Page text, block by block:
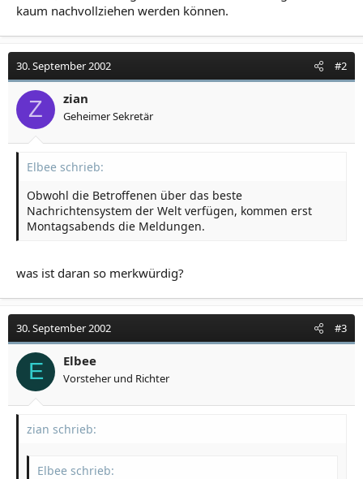
kaum nachvollziehen werden können.
30. September 2002 #2
Z zian
Geheimer Sekretär
Elbee schrieb:
Obwohl die Betroffenen über das beste
Nachrichtensystem der Welt verfügen, kommen erst
Montagsabends die Meldungen.
was ist daran so merkwürdig?
30. September 2002 #3
E Elbee
Vorsteher und Richter
zian schrieb:
Elbee schrieb: